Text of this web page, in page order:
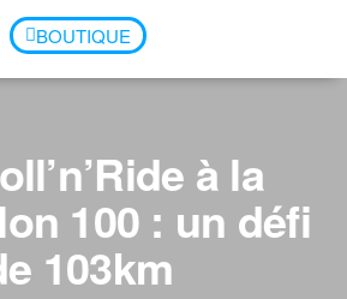
BOUTIQUE
à la
100 : un défi
103km